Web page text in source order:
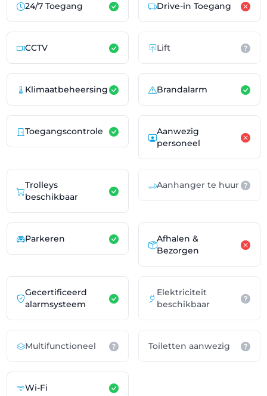
24/7 Toegang Drive-in Toegang
CCTV Lift
Klimaatbeheersing Brandalarm
Toegangscontrole
Aanwezig
personeel
Trolleys
beschikbaar
Aanhanger te huur
Parkeren
Afhalen &
Bezorgen
Gecertificeerd
alarmsysteem
Elektriciteit
beschikbaar
Multifunctioneel Toiletten aanwezig
Wi-Fi